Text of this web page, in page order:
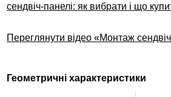
сендвіч-панелі: як вибрати і що
Переглянути відео «Монтаж
Геометричні характеристики